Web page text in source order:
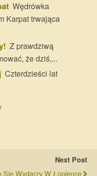
Wędrówka
Karpat trwająca
Z prawdziwą
że dziś,...
Czterdzieści lat
Next Post
Się Wydarzy W Łopience